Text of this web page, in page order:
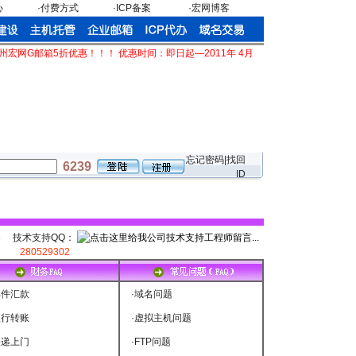
·付费方式 ·ICP备案 ·宏网博客
网G邮箱5折优惠！！！ 优惠时间：即日起—2011年 4月30日
6239
忘记密码|找回
ID
技术支持QQ：
280529302
汇款
转账
上门
·域名问题
·虚拟主机问题
· FTP问题